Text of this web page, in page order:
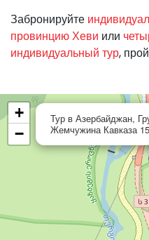
Забронируйте
провинцию Хеви или
индивидуальный тур,
Тур в Азербайджан,
Жемчужина Кавказа
+
−